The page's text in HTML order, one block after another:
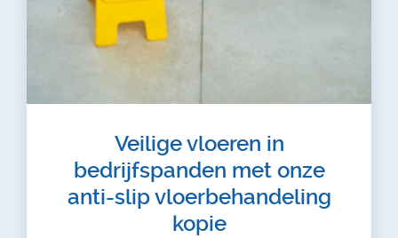
Veilige vloeren in
bedrijfspanden met onze
anti-slip vloerbehandeling
kopie